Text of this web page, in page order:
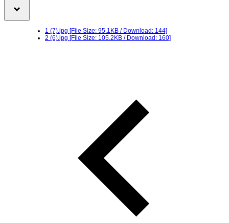
1 (7).jpg [File Size: 95.1KB / Download: 144]
2 (6).jpg [File Size: 105.2KB / Download: 160]